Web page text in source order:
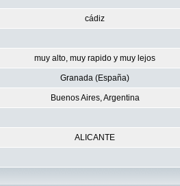
cádiz
muy alto, muy rapido y muy lejos
Granada (España)
Buenos Aires, Argentina
ALICANTE